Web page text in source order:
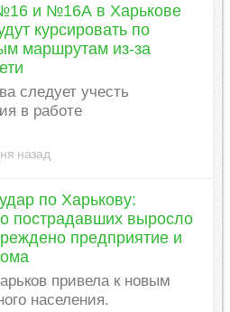
и №16А в Харькове
курсировать по
маршрутам из-за
следует учесть
в работе
назад
по Харькову:
пострадавших выросло
предприятие и
привела к новым
населения.